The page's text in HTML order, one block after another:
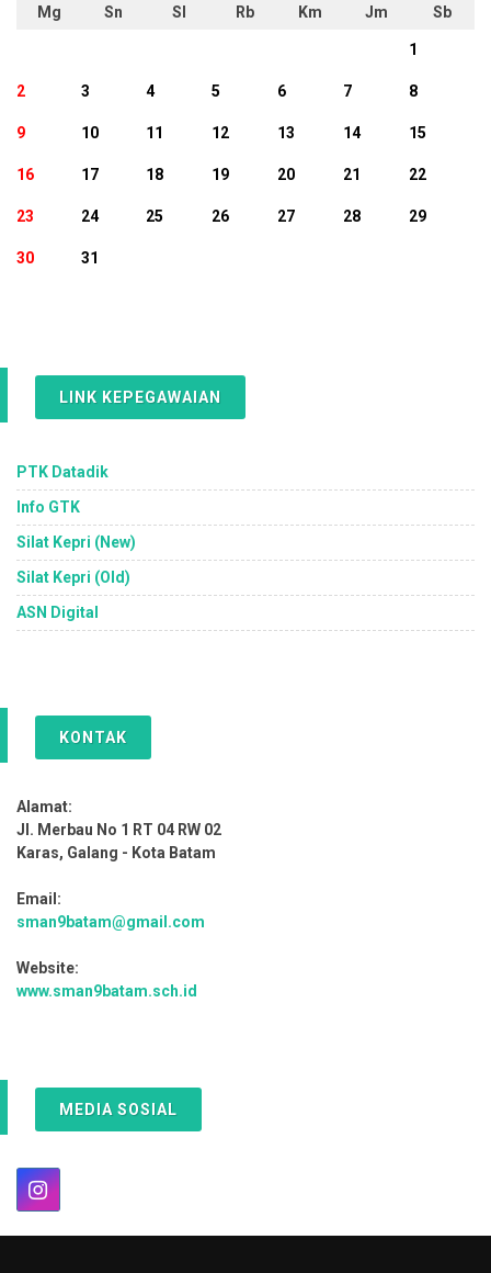
Mg Sn Sl Rb Km Jm Sb
1
2 3 4 5 6 7 8
9 10 11 12 13 14 15
16 17 18 19 20 21 22
23 24 25 26 27 28 29
30 31
LINK KEPEGAWAIAN
PTK Datadik
Info GTK
Silat Kepri (New)
Silat Kepri (Old)
ASN Digital
KONTAK
Alamat:
Jl. Merbau No 1 RT 04 RW 02
Karas, Galang - Kota Batam
Email:
sman9batam@gmail.com
Website:
www.sman9batam.sch.id
MEDIA SOSIAL